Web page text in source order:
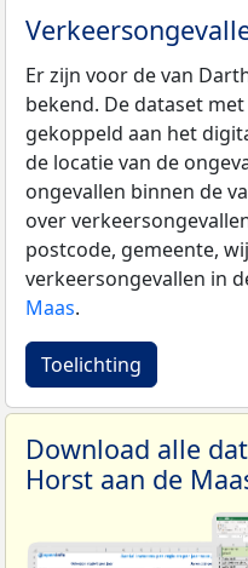
Er zijn voor de van
bekend. De dataset
gekoppeld aan het
de locatie van de
ongevallen binnen de
over
postcode, gemeente,
verkeersongevallen in
Maas.
Toelichting
Download alle
Horst aan de